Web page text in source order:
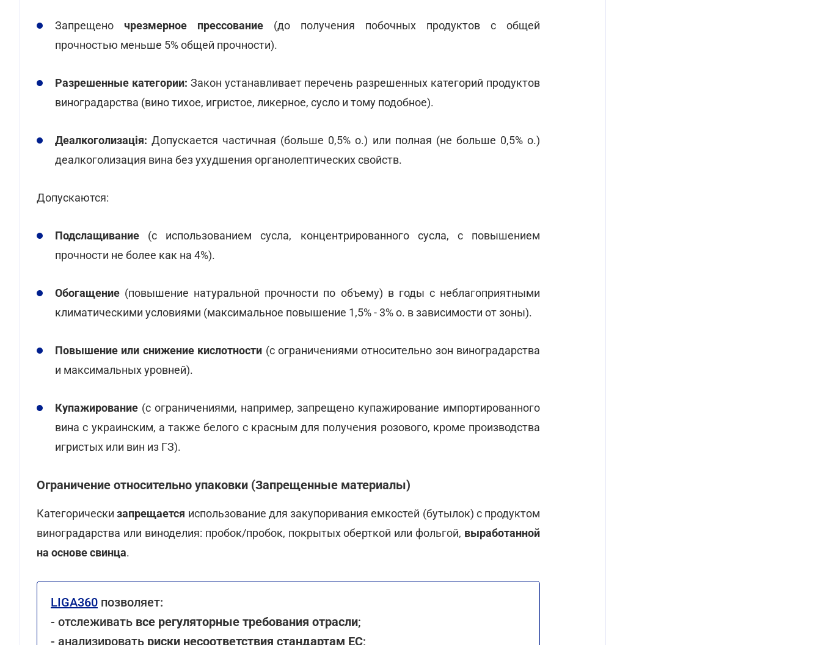
Запрещено чрезмерное прессование (до получения побочных продуктов с общей
прочностью меньше 5% общей прочности).
Разрешенные категории: Закон устанавливает перечень разрешенных категорий продуктов
виноградарства (вино тихое, игристое, ликерное, сусло и тому подобное).
Деалкоголизація: Допускается частичная (больше 0,5% о.) или полная (не больше 0,5% о.)
деалкоголизация вина без ухудшения органолептических свойств.
Допускаются:
Подслащивание (с использованием сусла, концентрированного сусла, с повышением
прочности не более как на 4%).
Обогащение (повышение натуральной прочности по объему) в годы с неблагоприятными
климатическими условиями (максимальное повышение 1,5% - 3% о. в зависимости от зоны).
Повышение или снижение кислотности (с ограничениями относительно зон виноградарства
и максимальных уровней).
Купажирование (с ограничениями, например, запрещено купажирование импортированного
вина с украинским, а также белого с красным для получения розового, кроме производства
игристых или вин из ГЗ).
Ограничение относительно упаковки (Запрещенные материалы)
Категорическизапрещается использование для закупоривания емкостей (бутылок) с продуктом
виноградарства или виноделия: пробок/пробок, покрытых оберткой или фольгой, выработанной
на основе свинца.
LIGA360 позволяет:
- отслеживать все регуляторные требования отрасли;
- анализировать риски несоответствия стандартам ЕС;